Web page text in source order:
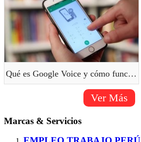
Qué es Google Voice y cómo funciona
Ver Más
Marcas & Servicios